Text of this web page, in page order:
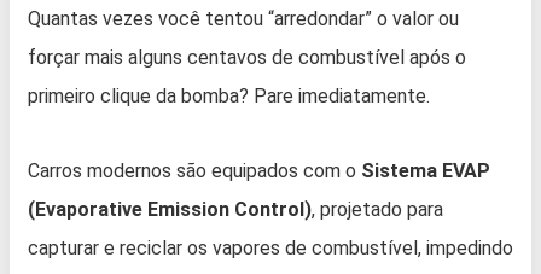
Quantas vezes você tentou “arredondar” o valor ou
forçar mais alguns centavos de combustível após o
primeiro clique da bomba? Pare imediatamente.
Carros modernos são equipados com o Sistema EVAP
(Evaporative Emission Control), projetado para
capturar e reciclar os vapores de combustível, impedindo